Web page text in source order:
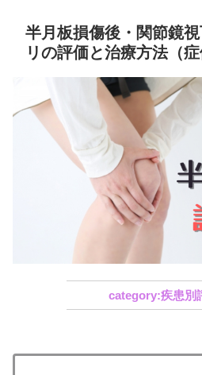
半月板損傷後・関節鏡
リの評価と治療方法（症
疾患別